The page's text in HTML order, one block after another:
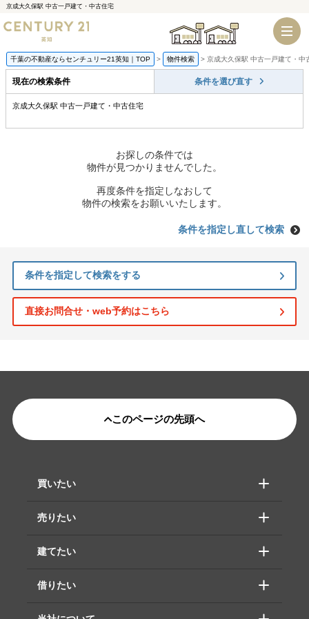
京成大久保駅 中古一戸建て・中古住宅
千葉店 船橋店
千葉の不動産ならセンチュリー21英知｜TOP 物件検索 京成大久保駅 中古一戸建て・中
現在の検索条件 条件を選び直す
京成大久保駅 中古一戸建て・中古住宅
お探しの条件では
物件が見つかりませんでした。
再度条件を指定しなおして
物件の検索をお願いいたします。
条件を指定し直して検索
条件を指定して検索をする
直接お問合せ・web予約はこちら
このページの先頭へ
買いたい
売りたい
建てたい
借りたい